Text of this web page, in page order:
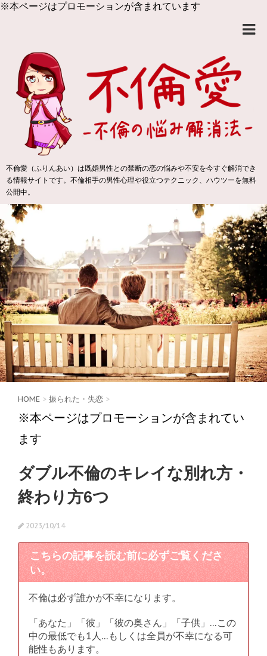
※本ページはプロモーションが含まれています
不倫愛（ふりんあい）は既婚男性との禁断の恋の悩みや不安を今すぐ解消でき
る情報サイトです。不倫相手の男性心理や役立つテクニック、ハウツーを無料
公開中。
HOME > 振られた・失恋 >
※本ページはプロモーションが含まれてい
ます
ダブル不倫のキレイな別れ方・
終わり方6つ
2023/10/14
こちらの記事を読む前に必ずご覧くださ
い。
不倫は必ず誰かが不幸になります。
「あなた」「彼」「彼の奥さん」「子供」…この
中の最低でも1人…もしくは全員が不幸になる可
能性もあります。